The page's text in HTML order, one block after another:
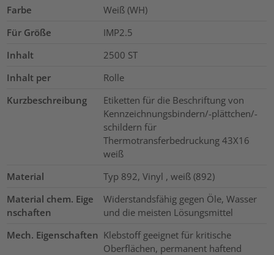
Farbe
Weiß (WH)
Für Größe
IMP2.5
Inhalt
2500 ST
Inhalt per
Rolle
Kurzbeschreibung
Etiketten für die Beschriftung von
Kennzeichnungsbindern/-plättchen/-
schildern für
Thermotransferbedruckung 43X16
weiß
Material
Typ 892, Vinyl , weiß (892)
Material chem. Eige
nschaften
Widerstandsfähig gegen Öle, Wasser
und die meisten Lösungsmittel
Mech. Eigenschaften Klebstoff geeignet für kritische
Oberflächen, permanent haftend